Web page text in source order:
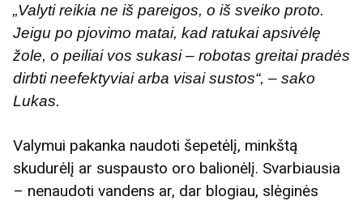
„Valyti reikia ne iš pareigos, o iš sveiko proto.
Jeigu po pjovimo matai, kad ratukai apsivėlę
žole, o peiliai vos sukasi – robotas greitai pradės
dirbti neefektyviai arba visai sustos“, – sako
Lukas.
Valymui pakanka naudoti šepetėlį, minkštą
skudurėlį ar suspausto oro balionėlį. Svarbiausia
– nenaudoti vandens ar, dar blogiau, slėginės